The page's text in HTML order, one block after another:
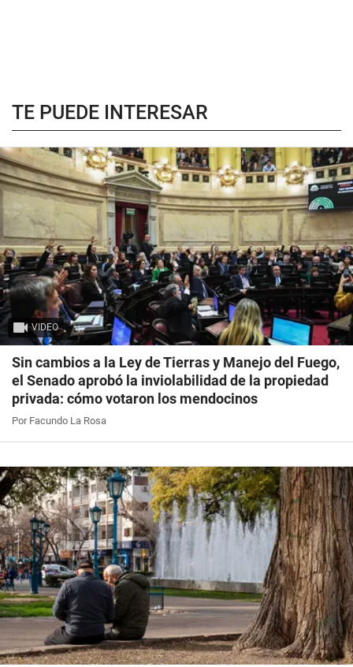
TE PUEDE INTERESAR
VIDEO
Sin cambios a la Ley de Tierras y Manejo del Fuego,
el Senado aprobó la inviolabilidad de la propiedad
privada: cómo votaron los mendocinos
Por Facundo La Rosa